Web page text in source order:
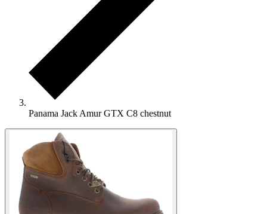
Panama Jack Amur GTX C8 chestnut